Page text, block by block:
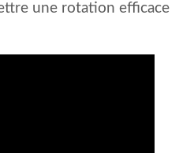
une rotation efficace